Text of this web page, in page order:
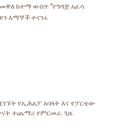
ከተማ ውስጥ “የግዳጅ አፈሳ
እማኞች ተናገሩ
የኢሕአፓ አባላት እና የፓርቲው
ተጨማሪ የምርመራ ጊዜ